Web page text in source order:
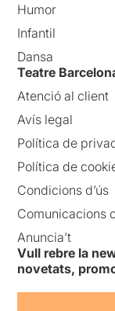
Humor
Infantil
Dansa
Teatre
Atenció al client
Avís legal
Política de
Política de
Condicions d’ús
Comunicacions
Anuncia’t
Vull rebre la
novetats,